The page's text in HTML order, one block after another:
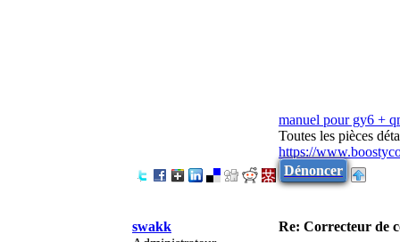
manuel pour gy6 +
Toutes les pièces
https://
Dénoncer
swakk
Re: Correcteur de